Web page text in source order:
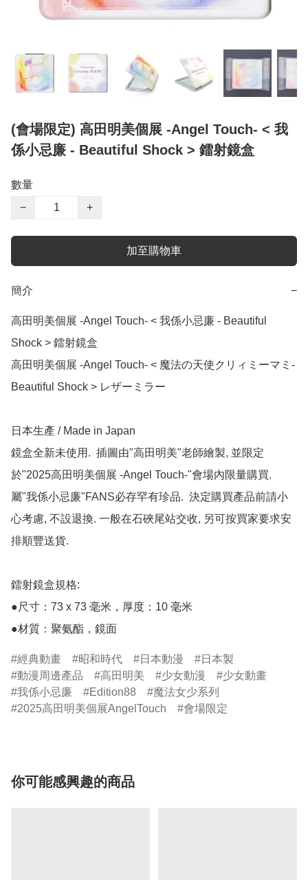
(會場限定) 高田明美個展 -Angel Touch- < 我
係小忌廉 - Beautiful Shock > 鐳射鏡盒
數量
−
+
加至購物車
簡介 −
高田明美個展 -Angel Touch- < 我係小忌廉 - Beautiful
Shock > 鐳射鏡盒
高田明美個展 -Angel Touch- < 魔法の天使クリィミーマミ-
Beautiful Shock > レザーミラー
日本生產 / Made in Japan
鏡盒全新未使用.  插圖由"高田明美"老師繪製, 並限定
於"2025高田明美個展 -Angel Touch-"會場內限量購買.
屬"我係小忌廉"FANS必存罕有珍品.  決定購買產品前請小
心考慮, 不設退換. 一般在石硤尾站交收, 另可按買家要求安
排順豐送貨.
鐳射鏡盒規格:
●尺寸：73 x 73 毫米，厚度：10 毫米
●材質：聚氨酯，鏡面
經典動畫 昭和時代 日本動漫
日本製
動漫周邊產品
高田明美 少女動漫
少女動畫
我係小忌廉
Edition88
魔法女少系列
2025高田明美個展AngelTouch
會場限定
你可能感興趣的商品